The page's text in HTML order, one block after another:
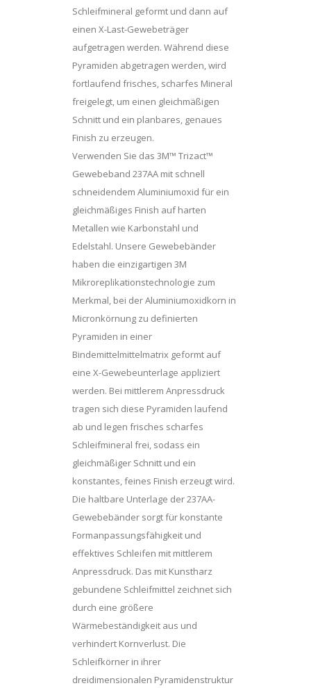
Schleifmineral geformt und dann auf
einen X-Last-Gewebeträger
aufgetragen werden. Während diese
Pyramiden abgetragen werden, wird
fortlaufend frisches, scharfes Mineral
freigelegt, um einen gleichmäßigen
Schnitt und ein planbares, genaues
Finish zu erzeugen.
Verwenden Sie das 3M™ Trizact™
Gewebeband 237AA mit schnell
schneidendem Aluminiumoxid für ein
gleichmäßiges Finish auf harten
Metallen wie Karbonstahl und
Edelstahl. Unsere Gewebebänder
haben die einzigartigen 3M
Mikroreplikationstechnologie zum
Merkmal, bei der Aluminiumoxidkorn in
Micronkörnung zu definierten
Pyramiden in einer
Bindemittelmittelmatrix geformt auf
eine X-Gewebeunterlage appliziert
werden. Bei mittlerem Anpressdruck
tragen sich diese Pyramiden laufend
ab und legen frisches scharfes
Schleifmineral frei, sodass ein
gleichmäßiger Schnitt und ein
konstantes, feines Finish erzeugt wird.
Die haltbare Unterlage der 237AA-
Gewebebänder sorgt für konstante
Formanpassungsfähigkeit und
effektives Schleifen mit mittlerem
Anpressdruck. Das mit Kunstharz
gebundene Schleifmittel zeichnet sich
durch eine größere
Wärmebeständigkeit aus und
verhindert Kornverlust. Die
Schleifkörner in ihrer
dreidimensionalen Pyramidenstruktur